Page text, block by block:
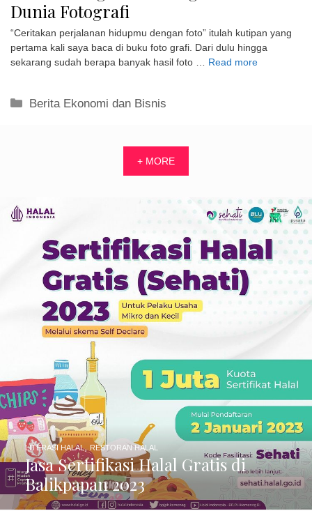
Dunia Fotografi
“Ceritakan perjalanan hidupmu dengan foto” itulah kutipan yang
pertama kali saya baca di buku foto grafi. Dari dulu hingga
sekarang sudah berapa banyak hasil foto … Read more
Kategori
Berita Ekonomi dan Bisnis
+ MORE
Jasa Sertifikasi Halal Gratis di
Balikpapan 2023
LITERASI HALAL, RESTORAN HALAL